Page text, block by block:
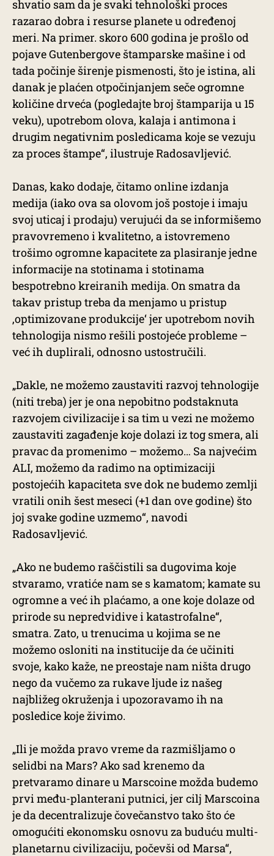
shvatio sam da je svaki tehnološki proces
razarao dobra i resurse planete u određenoj
meri. Na primer. skoro 600 godina je prošlo od
pojave Gutenbergove štamparske mašine i od
tada počinje širenje pismenosti, što je istina, ali
danak je plaćen otpočinjanjem seče ogromne
količine drveća (pogledajte broj štamparija u 15
veku), upotrebom olova, kalaja i antimona i
drugim negativnim posledicama koje se vezuju
za proces štampe“, ilustruje Radosavljević.
Danas, kako dodaje, čitamo online izdanja
medija (iako ova sa olovom još postoje i imaju
svoj uticaj i prodaju) verujući da se informišemo
pravovremeno i kvalitetno, a istovremeno
trošimo ogromne kapacitete za plasiranje jedne
informacije na stotinama i stotinama
bespotrebno kreiranih medija. On smatra da
takav pristup treba da menjamo u pristup
‚optimizovane produkcije‘ jer upotrebom novih
tehnologija nismo rešili postojeće probleme –
već ih duplirali, odnosno ustostručili.
„Dakle, ne možemo zaustaviti razvoj tehnologije
(niti treba) jer je ona nepobitno podstaknuta
razvojem civilizacije i sa tim u vezi ne možemo
zaustaviti zagađenje koje dolazi iz tog smera, ali
pravac da promenimo – možemo… Sa najvećim
ALI, možemo da radimo na optimizaciji
postojećih kapaciteta sve dok ne budemo zemlji
vratili onih šest meseci (+1 dan ove godine) što
joj svake godine uzmemo“, navodi
Radosavljević.
„Ako ne budemo raščistili sa dugovima koje
stvaramo, vratiće nam se s kamatom; kamate su
ogromne a već ih plaćamo, a one koje dolaze od
prirode su nepredvidive i katastrofalne“,
smatra. Zato, u trenucima u kojima se ne
možemo osloniti na institucije da će učiniti
svoje, kako kaže, ne preostaje nam ništa drugo
nego da vučemo za rukave ljude iz našeg
najbližeg okruženja i upozoravamo ih na
posledice koje živimo.
„Ili je možda pravo vreme da razmišljamo o
selidbi na Mars? Ako sad krenemo da
pretvaramo dinare u Marscoine možda budemo
prvi među-planterani putnici, jer cilj Marscoina
je da decentralizuje čovečanstvo tako što će
omogućiti ekonomsku osnovu za buduću multi-
planetarnu civilizaciju, počevši od Marsa“,